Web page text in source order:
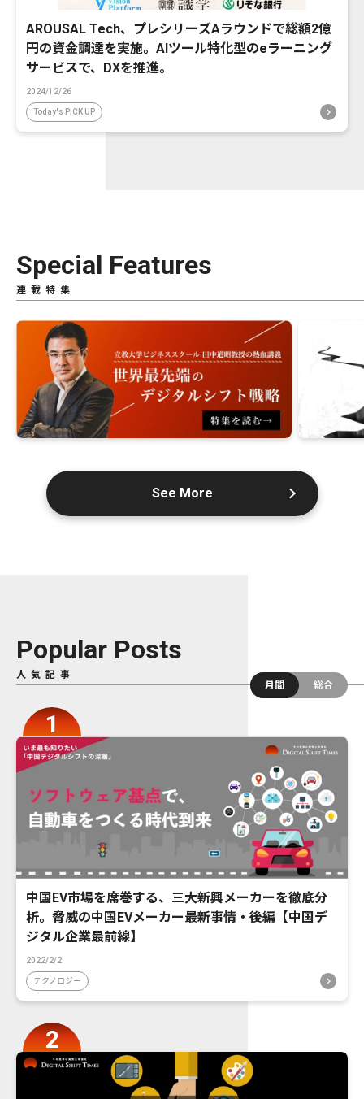
AROUSAL Tech、プレシリーズAラウンドで総額2億
円の資金調達を実施。AIツール特化型のeラーニング
サービスで、DXを推進。
2024/12/26
Today's PICK UP
Special Features
連載特集
See More
Popular Posts
人気記事
月間
総合
中国EV市場を席巻する、三大新興メーカーを徹底分
析。脅威の中国EVメーカー最新事情・後編【中国デ
ジタル企業最前線】
2022/2/2
テクノロジー